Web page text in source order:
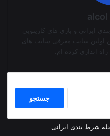
alcol
و بازی های کازینویی
هستم. همچنین اولین سایت معرفی سایت های
اندازی کرده ام.
شرط بندی ایرانی